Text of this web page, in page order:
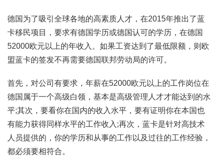
德国为了吸引全球各地的高素质人才，在2015年推出了蓝
卡移民项目，要求有德国学历或德国认可的学历，在德国
52000欧元以上的年收入。如果工资达到了最低限额，则欧
盟蓝卡的签发不再需要德国联邦劳动局的许可。
首先，对公司有要求，年薪在52000欧元以上的工作岗位在
德国属于一个高级白领，基本是高级管理人才才能达到的水
平;其次，要看你在国内的收入水平，要有证明你在本国也
有能力获得同样水平的工作收入;再次，蓝卡是针对高技术
人员提供的，你的学历和从事的工作以及过往的工作经验，
都必须要相符合。